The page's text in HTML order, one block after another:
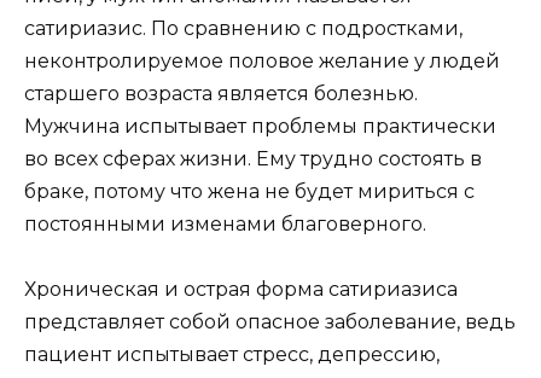
сатириазис. По сравнению с подростками,
неконтролируемое половое желание у людей
старшего возраста является болезнью.
Мужчина испытывает проблемы практически
во всех сферах жизни. Ему трудно состоять в
браке, потому что жена не будет мириться с
постоянными изменами благоверного.
Хроническая и острая форма сатириазиса
представляет собой опасное заболевание, ведь
пациент испытывает стресс, депрессию,